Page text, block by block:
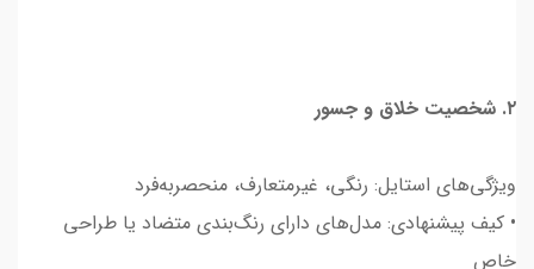
۲. شخصیت خلاق و جسور
ویژگی‌های استایل: رنگی، غیرمتعارف، منحصربه‌فرد
• کیف پیشنهادی: مدل‌های دارای رنگ‌بندی متضاد یا طراحی
خاص